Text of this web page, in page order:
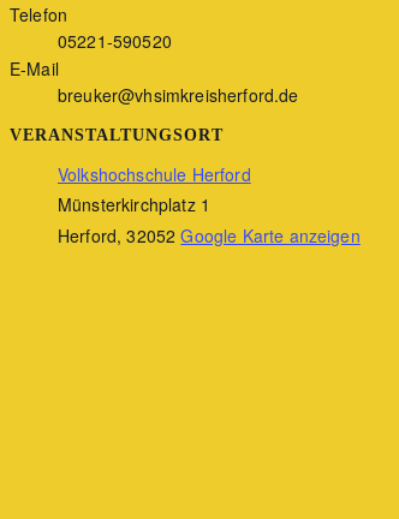
Telefon
05221-590520
E-Mail
breuker@vhsimkreisherford.de
VERANSTALTUNGSORT
Volkshochschule Herford
Münsterkirchplatz 1
Herford, 32052 Google Karte anzeigen